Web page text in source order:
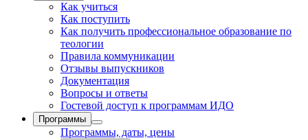
Как учиться
Как поступить
Как получить профессиональное образование по
теологии
Правила коммуникации
Отзывы выпускников
Документация
Вопросы и ответы
Гостевой доступ к программам ИДО
Программы
Программы, даты, цены